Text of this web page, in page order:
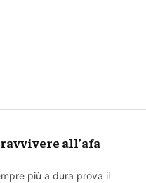
all’afa
più a dura prova il